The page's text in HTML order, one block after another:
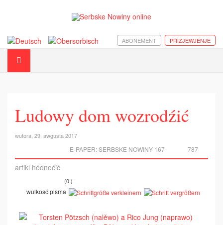
PŘIZJEWJENJE
ABONEMENT
Ludowy dom wozrodźić
wutora, 29. awgusta 2017
787
E-PAPER:SERBSKE NOWINY 167
artikl hódnoćić
(0 )
wulkosć pisma